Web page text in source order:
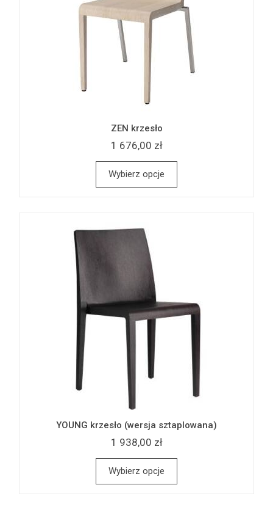
ZEN krzesło
1 676,00 zł
Wybierz opcje
YOUNG krzesło (wersja sztaplowana)
1 938,00 zł
Wybierz opcje